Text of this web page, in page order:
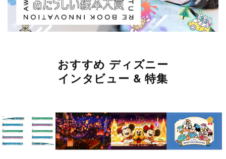
おすすめ ディズニー
インタビュー & 特集